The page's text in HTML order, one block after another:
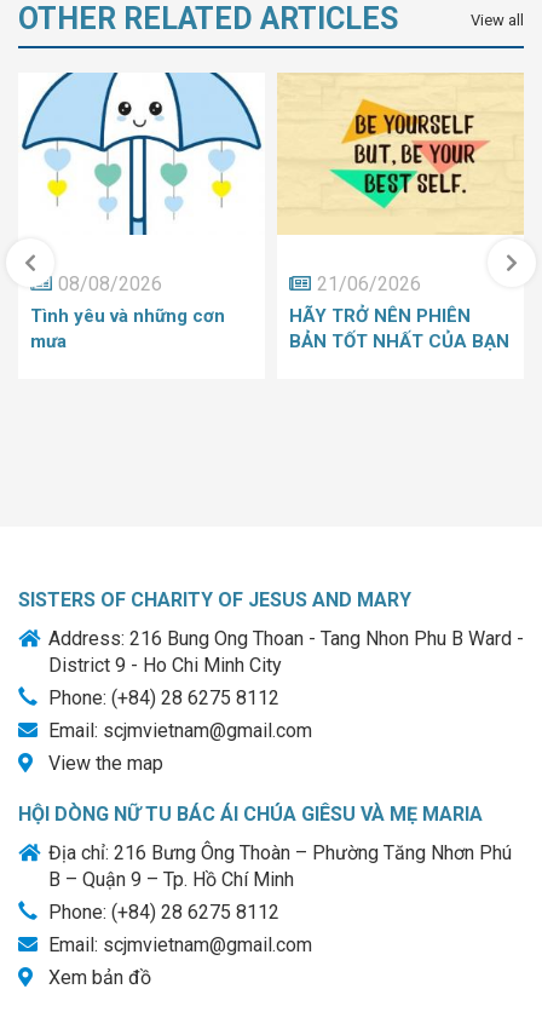
OTHER RELATED ARTICLES View all
08/08/2026
Tình yêu và những cơn
mưa
21/06/2026
HÃY TRỞ NÊN PHIÊN
BẢN TỐT NHẤT CỦA BẠN
SISTERS OF CHARITY OF JESUS AND MARY
Address: 216 Bung Ong Thoan - Tang Nhon Phu B Ward -
District 9 - Ho Chi Minh City
Phone: (+84) 28 6275 8112
Email: scjmvietnam@gmail.com
View the map
HỘI DÒNG NỮ TU BÁC ÁI CHÚA GIÊSU VÀ MẸ MARIA
Địa chỉ: 216 Bưng Ông Thoàn – Phường Tăng Nhơn Phú
B – Quận 9 – Tp. Hồ Chí Minh
Phone: (+84) 28 6275 8112
Email: scjmvietnam@gmail.com
Xem bản đồ